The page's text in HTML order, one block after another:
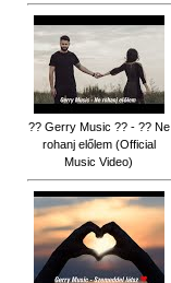
?? Gerry Music ?? - ?? Ne
rohanj előlem (Official
Music Video)